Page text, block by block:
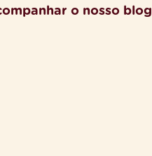
o nosso blog